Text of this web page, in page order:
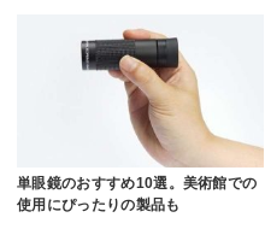
単眼鏡のおすすめ10選。美術館での
使用にぴったりの製品も